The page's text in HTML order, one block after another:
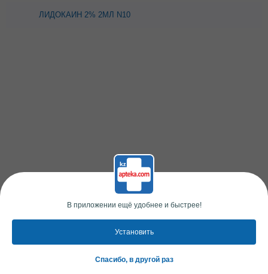
ЛИДОКАИН 2% 2МЛ N10
В приложении ещё удобнее и быстрее!
Установить
Спасибо, в другой раз